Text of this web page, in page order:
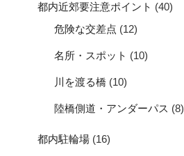
都内近郊要注意ポイント (40)
危険な交差点 (12)
名所・スポット (10)
川を渡る橋 (10)
陸橋側道・アンダーパス (8)
都内駐輪場 (16)